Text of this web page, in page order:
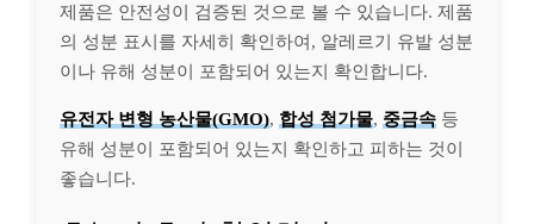
제품은 안전성이 검증된 것으로 볼 수 있습니다. 제품
의 성분 표시를 자세히 확인하여, 알레르기 유발 성분
이나 유해 성분이 포함되어 있는지 확인합니다.
유전자 변형 농산물(GMO), 합성 첨가물, 중금속 등
유해 성분이 포함되어 있는지 확인하고 피하는 것이
좋습니다.